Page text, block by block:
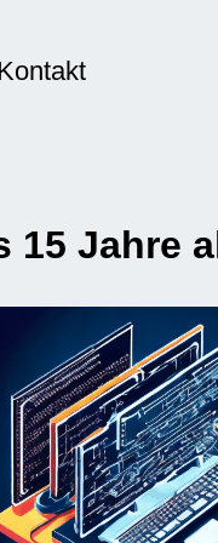
15 Jahre